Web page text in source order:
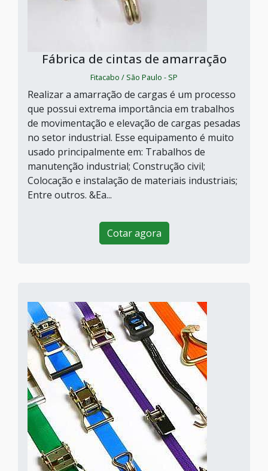
Fábrica de cintas de amarração
Fitacabo / São Paulo - SP
Realizar a amarração de cargas é um processo
que possui extrema importância em trabalhos
de movimentação e elevação de cargas pesadas
no setor industrial. Esse equipamento é muito
usado principalmente em: Trabalhos de
manutenção industrial; Construção civil;
Colocação e instalação de materiais industriais;
Entre outros. &Ea...
Cotar agora